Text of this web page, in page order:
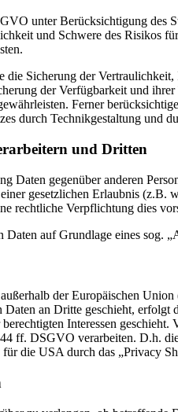
unter Berücksichtigung des
und Schwere des Risikos
die Sicherung der
der Verfügbarkeit und
Ferner
durch Technikgestaltung
und Dritten
Daten gegenüber anderen
gesetzlichen Erlaubnis
rechtliche Verpflichtung dies
auf Grundlage eines sog.
der Europäischen
an Dritte geschieht,
Interessen
ff. DSGVO verarbeiten. D.h.
die USA durch das „Privacy